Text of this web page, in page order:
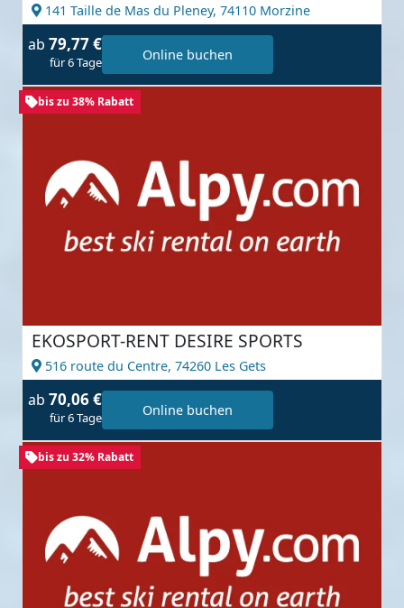
141 Taille de Mas du Pleney, 74110 Morzine
ab 79,77 €
für 6 Tage Online buchen
bis zu 38% Rabatt
EKOSPORT-RENT DESIRE SPORTS
516 route du Centre, 74260 Les Gets
ab 70,06 €
für 6 Tage Online buchen
bis zu 32% Rabatt